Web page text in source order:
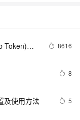
Token)鉴
8616
8
及使用方法 5